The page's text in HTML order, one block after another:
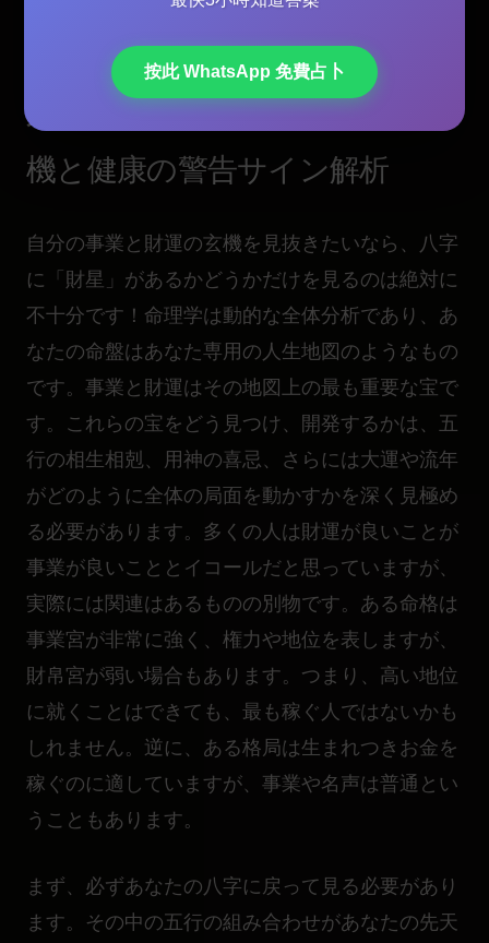
年流年の新解釈
人生への応用：事業・財運の玄
機と健康の警告サイン解析
自分の事業と財運の玄機を見抜きたいなら、八字
に「財星」があるかどうかだけを見るのは絶対に
不十分です！命理学は動的な全体分析であり、あ
なたの命盤はあなた専用の人生地図のようなもの
です。事業と財運はその地図上の最も重要な宝で
す。これらの宝をどう見つけ、開発するかは、五
行の相生相剋、用神の喜忌、さらには大運や流年
がどのように全体の局面を動かすかを深く見極め
る必要があります。多くの人は財運が良いことが
事業が良いこととイコールだと思っていますが、
実際には関連はあるものの別物です。ある命格は
事業宮が非常に強く、権力や地位を表しますが、
財帛宮が弱い場合もあります。つまり、高い地位
に就くことはできても、最も稼ぐ人ではないかも
しれません。逆に、ある格局は生まれつきお金を
稼ぐのに適していますが、事業や名声は普通とい
うこともあります。
まず、必ずあなたの八字に戻って見る必要があり
ます。その中の五行の組み合わせがあなたの先天
按此 WhatsApp 免費占卜